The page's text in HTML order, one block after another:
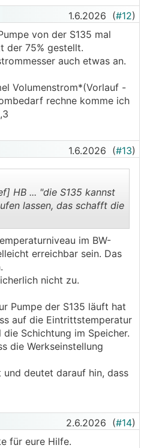
1.6.2026 (#12)
von der S135 mal
der 75% gestellt.
auch etwas an.
Volumenstrom*(Vorlauf -
rechne komme ich
1.6.2026 (#13)
..
HB ... "die S135 kannst
lassen, das schafft die
im BW-
erreichbar sein. Das
nicht zu.
Pumpe der S135 läuft hat
auf die Eintrittstemperatur
die Schichtung im Speicher.
die Werkseinstellung
deutet darauf hin, dass
2.6.2026 (#14)
für eure Hilfe.